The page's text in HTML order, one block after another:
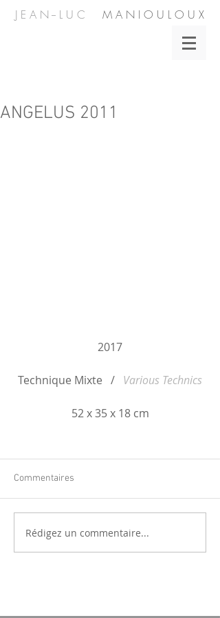
J E A N -- L U C M A N I O U L O U X
ANGELUS 2011
2017
Technique Mixte   / Various Technics
52 x 35 x 18 cm
Commentaires
Rédigez un commentaire...